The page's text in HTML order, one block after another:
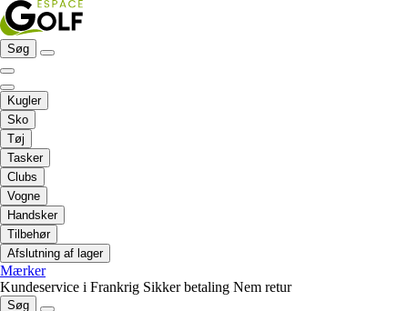
Søg
Kugler
Sko
Tøj
Tasker
Clubs
Vogne
Handsker
Tilbehør
Afslutning af lager
Mærker
Kundeservice i Frankrig Sikker betaling Nem retur
Søg